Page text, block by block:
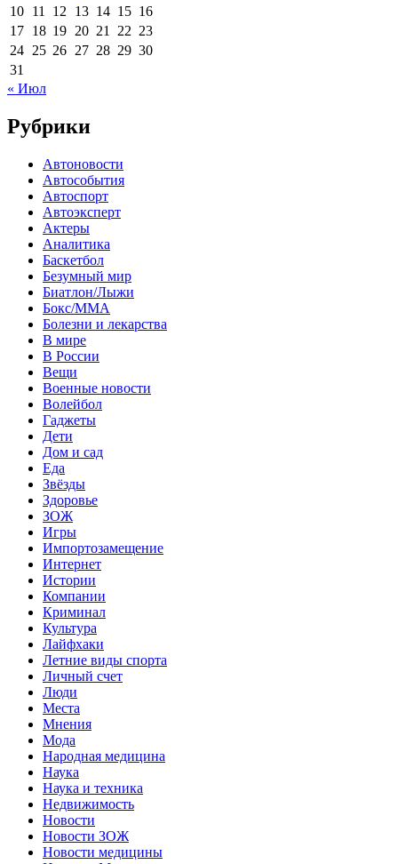
10 11 12 13 14 15 16
17 18 19 20 21 22 23
24 25 26 27 28 29 30
31
« Июл
Рубрики
Автоновости
Автособытия
Автоспорт
Автоэксперт
Актеры
Аналитика
Баскетбол
Безумный мир
Биатлон/Лыжи
Бокс/MMA
Болезни и лекарства
В мире
В России
Вещи
Военные новости
Волейбол
Гаджеты
Дети
Дом и сад
Еда
Звёзды
Здоровье
ЗОЖ
Игры
Импортозамещение
Интернет
Истории
Компании
Криминал
Культура
Лайфхаки
Летние виды спорта
Личный счет
Люди
Места
Мнения
Мода
Народная медицина
Наука
Наука и техника
Недвижимость
Новости
Новости ЗОЖ
Новости медицины